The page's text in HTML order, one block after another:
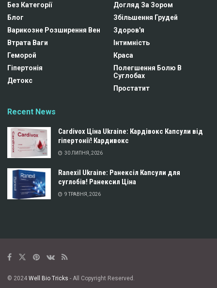
Без Категорії
Блог
Варикозне Розширення Вен
Втрата Ваги
Геморой
Гіпертонія
Детокс
Догляд За Зором
Збільшення Грудей
Здоров'я
Інтимність
Краса
Полегшення Болю В
Суглобах
Простатит
Recent News
Cardivox Ціна Ukraine: Кардівокс Капсули від
гіпертонії! Кардивокс
30 ЛИПНЯ, 2026
Ranexil Ukraine: Ранексіл Капсули для
суглобів! Ранексил Ціна
9 ТРАВНЯ, 2026
© 2024 Well Bio Tricks - All Copyright Reserved.